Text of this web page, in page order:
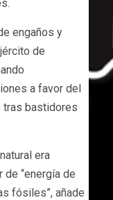
engaños y
de
a favor del
tras bastidores
era
de “energía de
fósiles”, añade